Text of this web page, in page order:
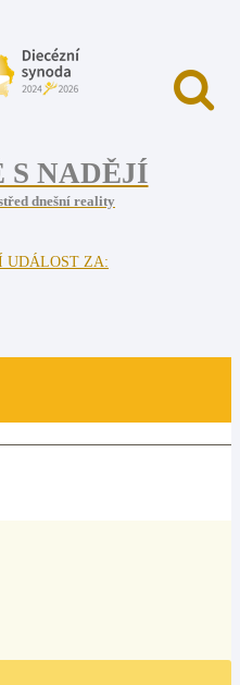
S NADĚJÍ
dnešní reality
UDÁLOST ZA: